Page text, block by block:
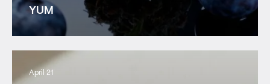
YUM
April 21